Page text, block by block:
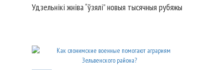
Удзельнікі жніва “ўзялі” новыя тысячныя рубяжы